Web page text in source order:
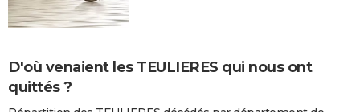
D'où venaient les TEULIERES qui nous ont
quittés ?